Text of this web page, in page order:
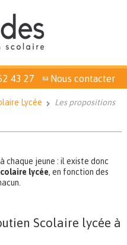
43 27 Nous contacter
Lycée Les propositions
chaque jeune : il existe donc
lycée, en fonction des
Scolaire lycée à